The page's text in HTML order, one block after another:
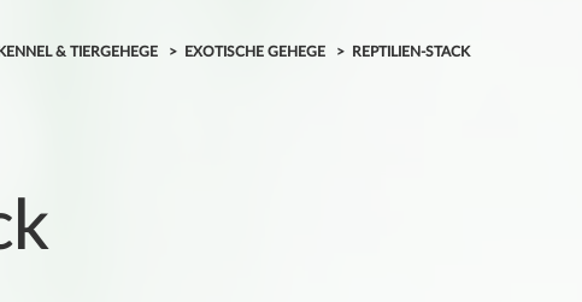
& TIERGEHEGE EXOTISCHE GEHEGE REPTILIEN-STACK